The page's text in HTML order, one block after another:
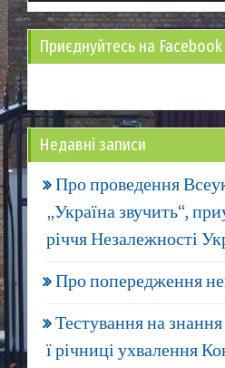
Приєднуйтесь на Facebook
Недавні записи
Про проведення
„Україна звучить“,
річчя Незалежності
Про попередження
Тестування на
ї річниці ухвалення